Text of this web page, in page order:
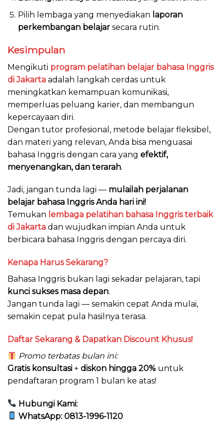
Pilih lembaga yang menyediakan laporan
perkembangan belajarsecara rutin.
Kesimpulan
Mengikuti program pelatihan belajar bahasa Inggris
di Jakarta adalah langkah cerdas untuk
meningkatkan kemampuan komunikasi,
memperluas peluang karier, dan membangun
kepercayaan diri.
Dengan tutor profesional, metode belajar fleksibel,
dan materi yang relevan, Anda bisa menguasai
bahasa Inggris dengan cara yang efektif,
menyenangkan, dan terarah.
Jadi, jangan tunda lagi — mulailah perjalanan
belajar bahasa Inggris Anda hari ini!
Temukan lembaga pelatihan bahasa Inggris terbaik
di Jakarta dan wujudkan impian Anda untuk
berbicara bahasa Inggris dengan percaya diri.
Kenapa Harus Sekarang?
Bahasa Inggris bukan lagi sekadar pelajaran, tapi
kunci sukses masa depan.
Jangan tunda lagi — semakin cepat Anda mulai,
semakin cepat pula hasilnya terasa.
Daftar Sekarang & Dapatkan Discount Khusus!
Promo terbatas bulan ini:
Gratis konsultasi + diskon hingga 20% untuk
pendaftaran program 1 bulan ke atas!
Hubungi Kami:
WhatsApp: 0813-1996-1120